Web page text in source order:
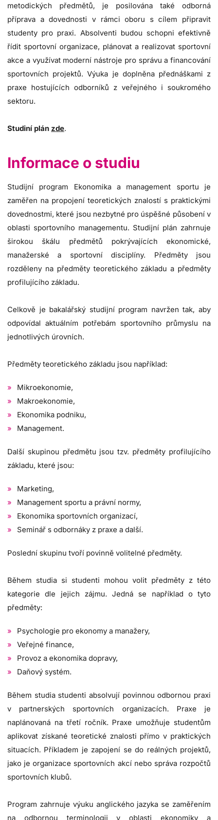
metodických předmětů, je posilována také odborná
příprava a dovednosti v rámci oboru s cílem připravit
studenty pro praxi. Absolventi budou schopni efektivně
řídit sportovní organizace, plánovat a realizovat sportovní
akce a využívat moderní nástroje pro správu a financování
sportovních projektů. Výuka je doplněna přednáškami z
praxe hostujících odborníků z veřejného i soukromého
sektoru.
Studiní plán zde.
Informace o studiu
Studijní program Ekonomika a management sportu je
zaměřen na propojení teoretických znalostí s praktickými
dovednostmi, které jsou nezbytné pro úspěšné působení v
oblasti sportovního managementu. Studijní plán zahrnuje
širokou škálu předmětů pokrývajících ekonomické,
manažerské a sportovní disciplíny. Předměty jsou
rozděleny na předměty teoretického základu a předměty
profilujícího základu.
Celkově je bakalářský studijní program navržen tak, aby
odpovídal aktuálním potřebám sportovního průmyslu na
jednotlivých úrovních.
Předměty teoretického základu jsou například:
Mikroekonomie,
Makroekonomie,
Ekonomika podniku,
Management.
Další skupinou předmětu jsou tzv. předměty profilujícího
základu, které jsou:
Marketing,
Management sportu a právní normy,
Ekonomika sportovních organizací,
Seminář s odbornáky z praxe a další.
Poslední skupinu tvoří povinně volitelné předměty.
Během studia si studenti mohou volit předměty z této
kategorie dle jejich zájmu. Jedná se například o tyto
předměty:
Psychologie pro ekonomy a manažery,
Veřejné finance,
Provoz a ekonomika dopravy,
Daňový systém.
Během studia studenti absolvují povinnou odbornou praxi
v partnerských sportovních organizacích. Praxe je
naplánovaná na třetí ročník. Praxe umožňuje studentům
aplikovat získané teoretické znalosti přímo v praktických
situacích. Příkladem je zapojení se do reálných projektů,
jako je organizace sportovních akcí nebo správa rozpočtů
sportovních klubů.
Program zahrnuje výuku anglického jazyka se zaměřením
na odbornou terminologii v oblasti ekonomiky a